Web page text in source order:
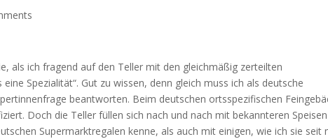
als ich fragend auf den Teller mit den gleichmäßig zerteilten
Spezialität“. Gut zu wissen, denn gleich muss ich als deutsche
beantworten. Beim deutschen ortsspezifischen
Doch die Teller füllen sich nach und nach mit bekannteren
Supermarktregalen kenne, als auch mit einigen, wie ich sie seit